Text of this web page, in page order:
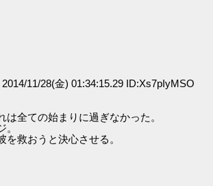
11/28(金) 01:34:15.29 ID:Xs7pIyMSO
全ての始まりに過ぎなかった。
救おうと決心させる。